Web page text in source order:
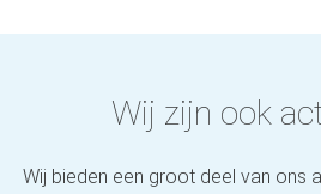
Wij zijn ook
Wij bieden een groot deel van ons